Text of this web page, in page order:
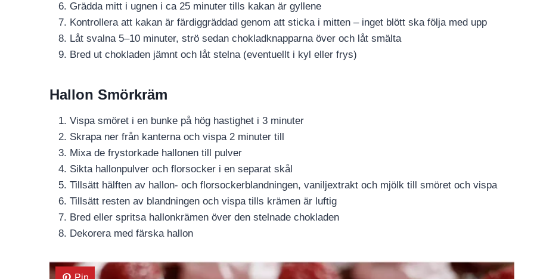
Grädda mitt i ugnen i ca 25 minuter tills kakan är gyllene
Kontrollera att kakan är färdiggräddad genom att sticka i mitten – inget blött ska följa med upp
Låt svalna 5–10 minuter, strö sedan chokladknapparna över och låt smälta
Bred ut chokladen jämnt och låt stelna (eventuellt i kyl eller frys)
Hallon Smörkräm
Vispa smöret i en bunke på hög hastighet i 3 minuter
Skrapa ner från kanterna och vispa 2 minuter till
Mixa de frystorkade hallonen till pulver
Sikta hallonpulver och florsocker i en separat skål
Tillsätt hälften av hallon- och florsockerblandningen, vaniljextrakt och mjölk till smöret och vispa
Tillsätt resten av blandningen och vispa tills krämen är luftig
Bred eller spritsa hallonkrämen över den stelnade chokladen
Dekorera med färska hallon